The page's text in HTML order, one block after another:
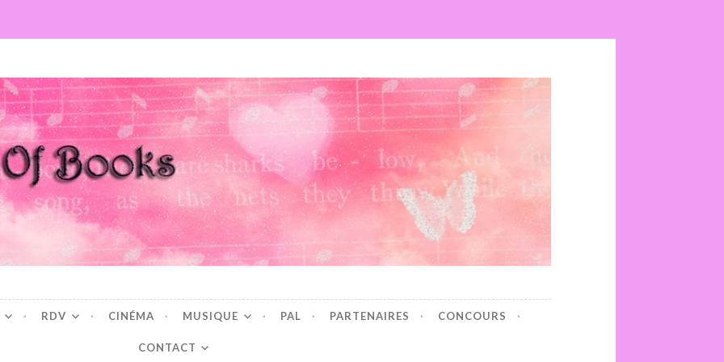
RDV CINÉMA MUSIQUE PAL PARTENAIRES CONCOURS
CONTACT